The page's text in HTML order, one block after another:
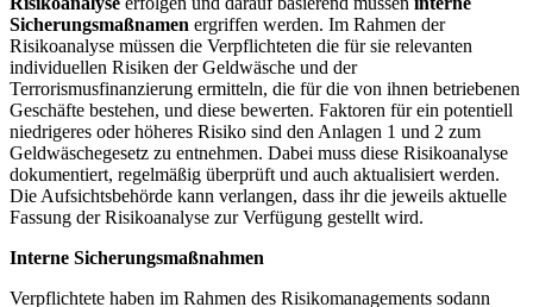
Sicherungsmaßnamen ergriffen werden. Im Rahmen der
Risikoanalyse müssen die Verpflichteten die für sie relevanten
individuellen Risiken der Geldwäsche und der
Terrorismusfinanzierung ermitteln, die für die von ihnen betriebenen
Geschäfte bestehen, und diese bewerten. Faktoren für ein potentiell
niedrigeres oder höheres Risiko sind den Anlagen 1 und 2 zum
Geldwäschegesetz zu entnehmen. Dabei muss diese Risikoanalyse
dokumentiert, regelmäßig überprüft und auch aktualisiert werden.
Die Aufsichtsbehörde kann verlangen, dass ihr die jeweils aktuelle
Fassung der Risikoanalyse zur Verfügung gestellt wird.
Interne Sicherungsmaßnahmen
Verpflichtete haben im Rahmen des Risikomanagements sodann